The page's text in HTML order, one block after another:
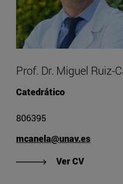
Prof. Dr. Miguel Ruiz-
Catedrático
806395
mcanela@unav.es
Ver CV"Ver CV